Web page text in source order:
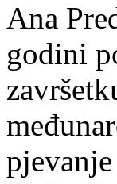
Ana
godini